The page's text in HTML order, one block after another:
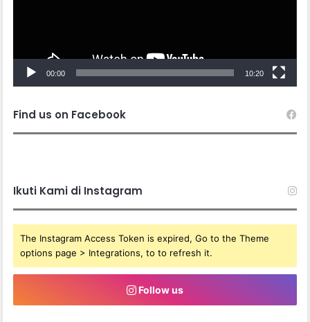
00:00 10:20
Find us on Facebook
Ikuti Kami di Instagram
The Instagram Access Token is expired, Go to the Theme
options page > Integrations, to to refresh it.
Follow us